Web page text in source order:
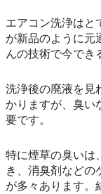
エアコン洗浄はと
が新品のように元
んの技術で今でき
洗浄後の廃液を見
かりますが、臭い
要です。
特に煙草の臭いは
き、消臭剤などの
が多々あります。